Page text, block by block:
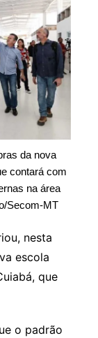
da nova
contará com
na área
Secom-MT
nesta
escola
que
o padrão